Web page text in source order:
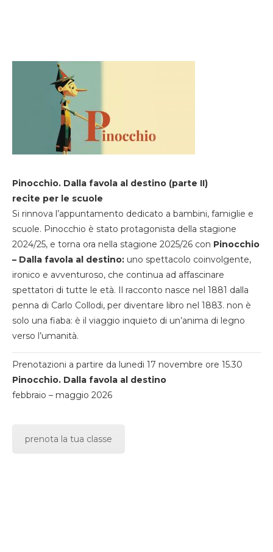
Pinocchio. Dalla favola al destino (parte II)
recite per le scuole
Si rinnova l’appuntamento dedicato a bambini, famiglie e
scuole. Pinocchio è stato protagonista della stagione
2024/25, e torna ora nella stagione 2025/26 con Pinocchio
– Dalla favola al destino: uno spettacolo coinvolgente,
ironico e avventuroso, che continua ad affascinare
spettatori di tutte le età. Il racconto nasce nel 1881 dalla
penna di Carlo Collodi, per diventare libro nel 1883. non è
solo una fiaba: è il viaggio inquieto di un’anima di legno
verso l’umanità.
Prenotazioni a partire da lunedi 17 novembre ore 15.30
Pinocchio. Dalla favola al destino
febbraio – maggio 2026
prenota la tua classe